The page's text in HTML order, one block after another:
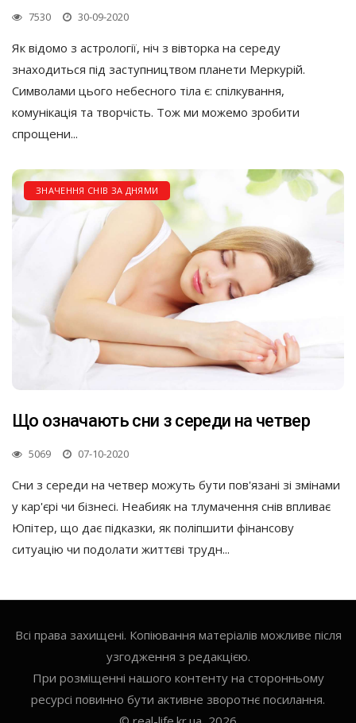
7530 30-09-2020
Як відомо з астрології, ніч з вівторка на середу
знаходиться під заступництвом планети Меркурій.
Символами цього небесного тіла є: спілкування,
комунікація та творчість. Тож ми можемо зробити
спрощени...
ЗНАЧЕННЯ СНІВ ЗА ДНЯМИ
Що означають сни з середи на четвер
5069 07-10-2020
Сни з середи на четвер можуть бути пов'язані зі змінами
у кар'єрі чи бізнесі. Неабияк на тлумачення снів впливає
Юпітер, що дає підказки, як поліпшити фінансову
ситуацію чи подолати життєві трудн...
Всі права захищені. Копіювання матеріалів можливе після
узгодження з редакцією.
При розміщенні нашого контенту на сторонньому
ресурсі повинно бути активне зворотнє посилання.